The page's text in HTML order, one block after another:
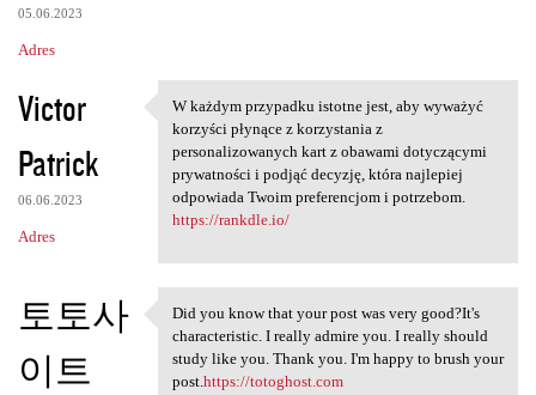
05.06.2023
Adres
Victor
Patrick
06.06.2023
Adres
W każdym przypadku istotne
W każdym przypadku istotne jest, aby wyważyć
korzyści płynące z korzystania z
personalizowanych kart z obawami dotyczącymi
prywatności i podjąć decyzję, która najlepiej
odpowiada Twoim preferencjom i potrzebom.
https://rankdle.io/
토토사
이트
Did you know that your post
Did you know that your post was very good?It's
characteristic. I really admire you. I really should
study like you. Thank you. I'm happy to brush your
post.https://totoghost.com